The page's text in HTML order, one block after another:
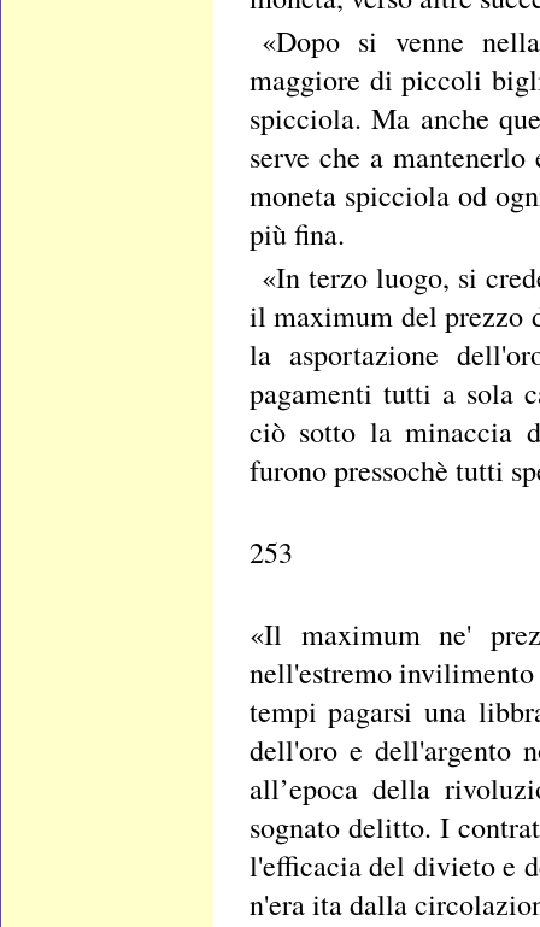
«Dopo si venne
maggiore di piccoli
spicciola. Ma anche
serve che a
moneta spicciola od
più fina.
«In terzo luogo, si
il maximum del prezzo
la asportazione
pagamenti tutti a sola
ciò sotto la minaccia
furono pressochè tutti
253
«Il maximum ne'
nell'estremo invilimento
tempi pagarsi una
dell'oro e dell'argento
all’epoca della
sognato delitto. I
l'efficacia del divieto e
n'era ita dalla